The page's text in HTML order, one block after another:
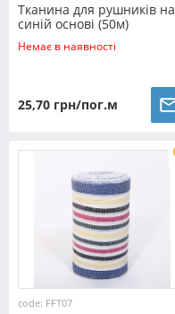
Тканина для рушників на
синій основі (50м)
Немає в наявності
25,70 грн/пог.м
code: FFT07